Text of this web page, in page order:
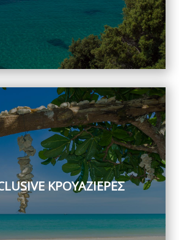
ΚΡΟΥΑΖΙΕΡΕΣ